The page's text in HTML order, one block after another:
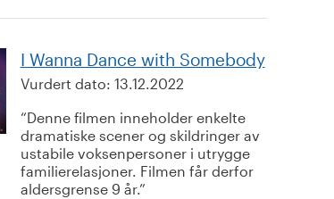
I Wanna Dance with Somebody
Vurdert dato: 13.12.2022
Denne filmen inneholder enkelte
dramatiske scener og skildringer av
ustabile voksenpersoner i utrygge
familierelasjoner. Filmen får derfor
aldersgrense 9 år.